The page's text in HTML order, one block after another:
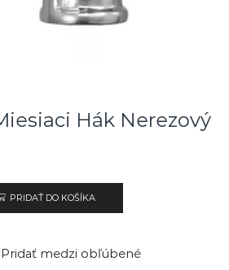
Hák Nerezový
PRIDAŤ DO KOŠÍKA
Pridať medzi obľúbené